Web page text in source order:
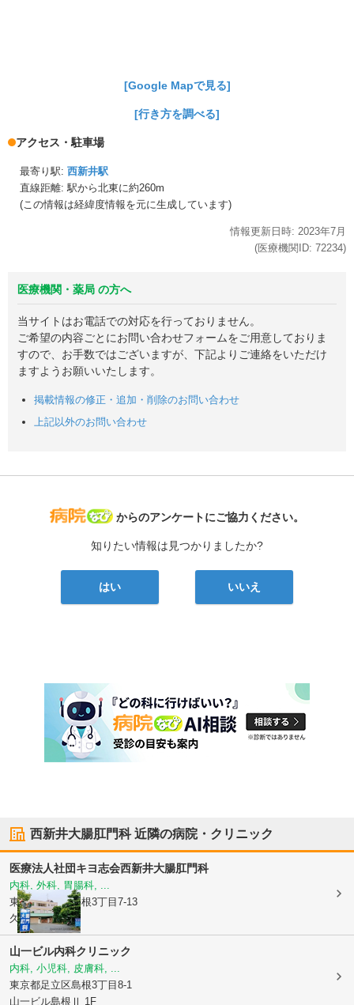
[Google Mapで見る]
[行き方を調べる]
アクセス・駐車場
最寄り駅: 西新井駅
直線距離: 駅から北東に約260m
(この情報は経緯度情報を元に生成しています)
情報更新日時: 2023年7月
(医療機関ID: 72234)
医療機関・薬局 の方へ
当サイトはお電話での対応を行っておりません。
ご希望の内容ごとにお問い合わせフォームをご用意しておりま
すので、お手数ではございますが、下記よりご連絡をいただけ
ますようお願いいたします。
掲載情報の修正・追加・削除のお問い合わせ
上記以外のお問い合わせ
病院なび
からのアンケートにご協力ください。
知りたい情報は見つかりましたか?
はい いいえ
西新井大腸肛門科近隣の病院・クリニック
医療法人社団キヨ志会西新井大腸肛門科
内科, 外科, 胃腸科, ...
東京都足立区島根3丁目7-13
久保田ビル1階
山一ビル内科クリニック
内科, 小児科, 皮膚科, ...
東京都足立区島根3丁目8-1
山一ビル島根Ⅱ 1F